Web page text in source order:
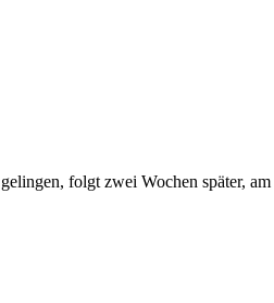
folgt zwei Wochen später, am